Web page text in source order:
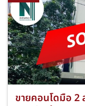
ขายคอนโดมือ 2